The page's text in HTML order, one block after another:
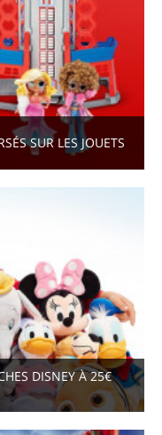
SUR LES JOUETS
DISNEY À 25€